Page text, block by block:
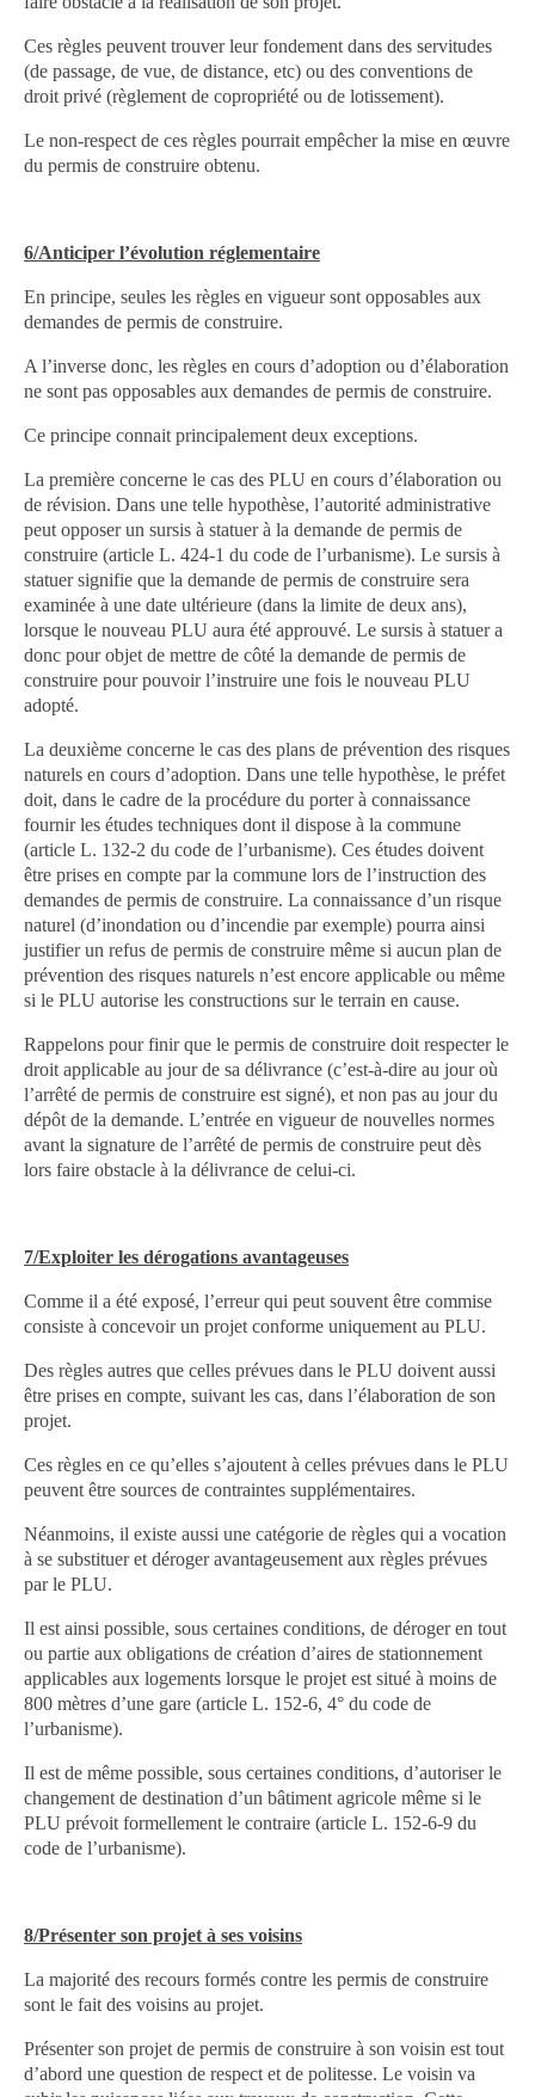
Ces règles peuvent trouver leur fondement dans des servitudes
(de passage, de vue, de distance, etc) ou des conventions de
droit privé (règlement de copropriété ou de lotissement).
Le non-respect de ces règles pourrait empêcher la mise en œuvre
du permis de construire obtenu.
6/Anticiper l’évolution réglementaire
En principe, seules les règles en vigueur sont opposables aux
demandes de permis de construire.
A l’inverse donc, les règles en cours d’adoption ou d’élaboration
ne sont pas opposables aux demandes de permis de construire.
Ce principe connait principalement deux exceptions.
La première concerne le cas des PLU en cours d’élaboration ou
de révision. Dans une telle hypothèse, l’autorité administrative
peut opposer un sursis à statuer à la demande de permis de
construire (article L. 424-1 du code de l’urbanisme). Le sursis à
statuer signifie que la demande de permis de construire sera
examinée à une date ultérieure (dans la limite de deux ans),
lorsque le nouveau PLU aura été approuvé. Le sursis à statuer a
donc pour objet de mettre de côté la demande de permis de
construire pour pouvoir l’instruire une fois le nouveau PLU
adopté.
La deuxième concerne le cas des plans de prévention des risques
naturels en cours d’adoption. Dans une telle hypothèse, le préfet
doit, dans le cadre de la procédure du porter à connaissance
fournir les études techniques dont il dispose à la commune
(article L. 132-2 du code de l’urbanisme). Ces études doivent
être prises en compte par la commune lors de l’instruction des
demandes de permis de construire. La connaissance d’un risque
naturel (d’inondation ou d’incendie par exemple) pourra ainsi
justifier un refus de permis de construire même si aucun plan de
prévention des risques naturels n’est encore applicable ou même
si le PLU autorise les constructions sur le terrain en cause.
Rappelons pour finir que le permis de construire doit respecter le
droit applicable au jour de sa délivrance (c’est-à-dire au jour où
l’arrêté de permis de construire est signé), et non pas au jour du
dépôt de la demande. L’entrée en vigueur de nouvelles normes
avant la signature de l’arrêté de permis de construire peut dès
lors faire obstacle à la délivrance de celui-ci.
7/Exploiter les dérogations avantageuses
Comme il a été exposé, l’erreur qui peut souvent être commise
consiste à concevoir un projet conforme uniquement au PLU.
Des règles autres que celles prévues dans le PLU doivent aussi
être prises en compte, suivant les cas, dans l’élaboration de son
projet.
Ces règles en ce qu’elles s’ajoutent à celles prévues dans le PLU
peuvent être sources de contraintes supplémentaires.
Néanmoins, il existe aussi une catégorie de règles qui a vocation
à se substituer et déroger avantageusement aux règles prévues
par le PLU.
Il est ainsi possible, sous certaines conditions, de déroger en tout
ou partie aux obligations de création d’aires de stationnement
applicables aux logements lorsque le projet est situé à moins de
800 mètres d’une gare (article L. 152-6, 4° du code de
l’urbanisme).
Il est de même possible, sous certaines conditions, d’autoriser le
changement de destination d’un bâtiment agricole même si le
PLU prévoit formellement le contraire (article L. 152-6-9 du
code de l’urbanisme).
8/Présenter son projet à ses voisins
La majorité des recours formés contre les permis de construire
sont le fait des voisins au projet.
Présenter son projet de permis de construire à son voisin est tout
d’abord une question de respect et de politesse. Le voisin va